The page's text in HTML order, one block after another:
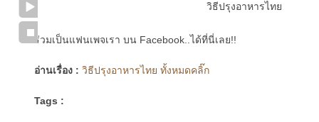
วิธีปรุงอาหารไทย
ร่วมเป็นแฟนเพจเรา บน Facebook..ได้ที่นี่เลย!!
อ่านเรื่อง : วิธีปรุงอาหารไทย ทั้งหมดคลิ๊ก
Tags :